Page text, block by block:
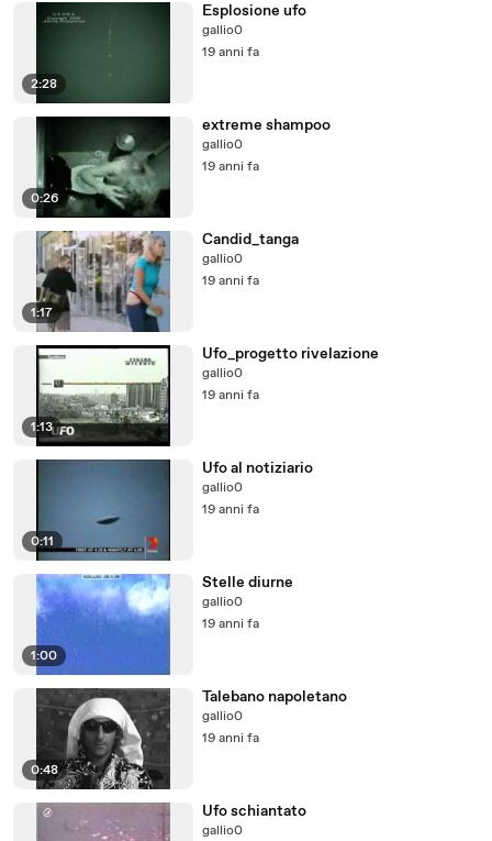
2:28
Esplosione ufo
gallio0
19 anni fa
0:26
extreme shampoo
gallio0
19 anni fa
1:17
Candid_tanga
gallio0
19 anni fa
1:13
Ufo_progetto rivelazione
gallio0
19 anni fa
0:11
Ufo al notiziario
gallio0
19 anni fa
1:00
Stelle diurne
gallio0
19 anni fa
0:48
Talebano napoletano
gallio0
19 anni fa
Ufo schiantato
gallio0